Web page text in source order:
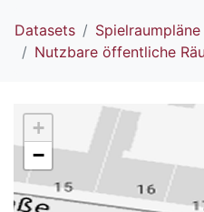
Datasets
Nutzbare öffentliche
+
−